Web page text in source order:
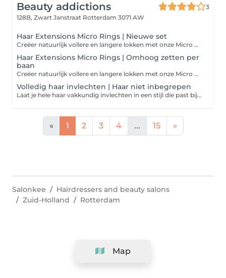
Beauty addictions
3
128B, Zwart Janstraat Rotterdam 3071 AW
Haar Extensions Micro Rings | Nieuwe set
Creëer natuurlijk vollere en langere lokken met onze Micro Rings extensions. Deze methode is volledig lijm- en hittevrij, waardoor je eigen haar minimaal belast wordt. De extensions worden bevestigd met kleine, onopvallende ringetjes voor een naadloze en langdurige look. Kom met schoon, gewassen haar naar je afspraak of kies voor een professionele wasbehandeling in de salon voor €35.
Haar Extensions Micro Rings | Omhoog zetten per
baan
Creëer natuurlijk vollere en langere lokken met onze Micro Rings extensions. Deze methode is volledig lijm- en hittevrij, waardoor je eigen haar minimaal belast wordt. De extensions worden bevestigd met kleine, onopvallende ringetjes voor een naadloze en langdurige look. Kom met schoon, gewassen haar naar je afspraak of kies voor een professionele wasbehandeling in de salon voor €35.
Volledig haar invlechten | Haar niet inbegrepen
Laat je hele haar vakkundig invlechten in een stijl die past bij jouw voorkeur. Deze behandeling is perfect als basis voor een pruik, protective style of gewoon voor een strakke, nette look. Het haar wordt strak en gelijkmatig ingevlochten, met oog voor detail en comfort. Haar is niet inbegrepen. Kom met schoon, gewassen haar naar je afspraak of kies voor een professionele wasbehandeling in de salon voor €35.
« 1 2 3 4 ... 15 »
Map
Salonkee
Hairdressers and beauty salons
Zuid-Holland
Rotterdam